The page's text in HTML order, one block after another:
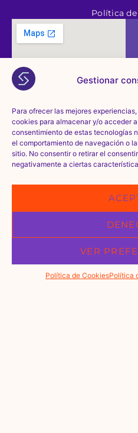
Gestionar
Para ofrecer las mejores
cookies para almacenar y/o acceder
consentimiento de estas tecnologías
el comportamiento de navegación o
sitio. No consentir o retirar el
negativamente a ciertas
VER
Política de CookiesPolítica
Política